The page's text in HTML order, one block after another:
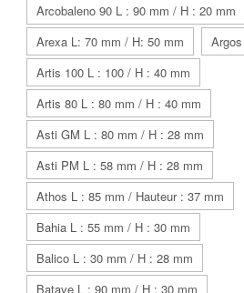
Arcobaleno 90 L : 90 mm / H : 20 mm
Arexa L: 70 mm / H: 50 mm
Artis 100 L : 100 / H : 40 mm
Artis 80 L : 80 mm / H : 40 mm
Asti GM L : 80 mm / H : 28 mm
Asti PM L : 58 mm / H : 28 mm
Athos L : 85 mm / Hauteur : 37 mm
Bahia L : 55 mm / H : 30 mm
Balico L : 30 mm / H : 28 mm
Batave L : 90 mm / H : 30 mm